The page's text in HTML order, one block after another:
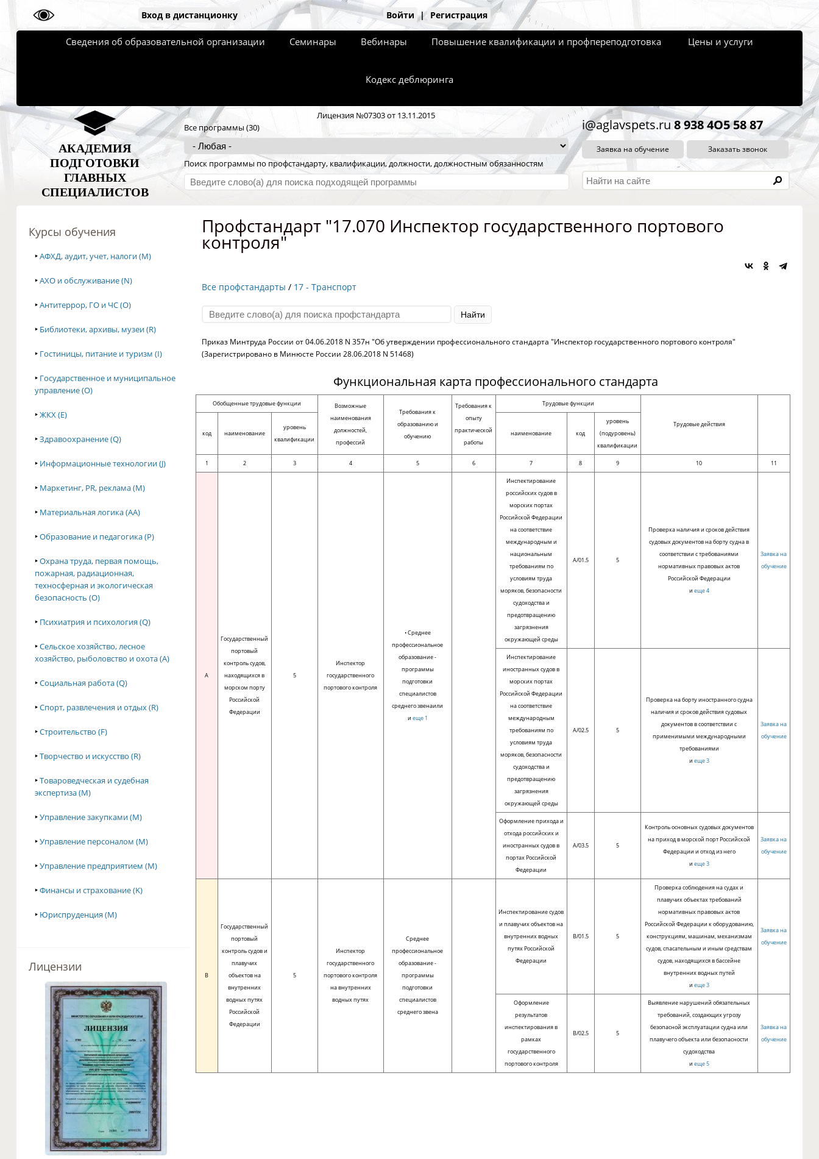
Вход в дистанционку Войти | Регистрация
Сведения об образовательной организации Семинары Вебинары Повышение квалификации и профпереподготовка Цены и услуги
Кодекс деблюринга
АКАДЕМИЯ
ПОДГОТОВКИ
ГЛАВНЫХ
СПЕЦИАЛИСТОВ
Лицензия №07303 от 13.11.2015
Все программы (30)
Поиск программы по профстандарту, квалификации, должности, должностным обязанностям
i@aglavspets.ru 8 938 4O5 58 87
Заявка на обучение Заказать звонок
Курсы обучения
‣АФХД, аудит, учет, налоги (M)
‣АХО и обслуживание (N)
‣Антитеррор, ГО и ЧС (O)
‣ Библиотеки, архивы, музеи (R)
‣ Гостиницы, питание и туризм (I)
‣ Государственное и муниципальное
управление (O)
‣ЖКХ (E)
‣Здравоохранение (Q)
‣ Информационные технологии (J)
‣ Маркетинг, PR, реклама (M)
‣ Материальная логика (AA)
‣Образование и педагогика (P)
‣Охрана труда, первая помощь,
пожарная, радиационная,
техносферная и экологическая
безопасность (O)
‣ Психиатрия и психология (Q)
‣Сельское хозяйство, лесное
хозяйство, рыболовство и охота (A)
‣Социальная работа (Q)
‣Спорт, развлечения и отдых (R)
‣Строительство (F)
‣Творчество и искусство (R)
‣Товароведческая и судебная
экспертиза (M)
‣Управление закупками (M)
‣Управление персоналом (M)
‣Управление предприятием (M)
‣Финансы и страхование (K)
‣ Юриспруденция (M)
Лицензии
Профстандарт "17.070 Инспектор государственного портового
контроля"
Все профстандарты / 17 - Транспорт
Приказ Минтруда России от 04.06.2018 N 357н "Об утверждении профессионального стандарта "Инспектор государственного портового контроля"
(Зарегистрировано в Минюсте России 28.06.2018 N 51468)
Функциональная карта профессионального стандарта
Обобщенные трудовые функции
Возможные
наименования
должностей,
профессий
Требования к
образованию и
обучению
Требования к
опыту
практической
работы
Трудовые функции
Трудовые действия
код
наименование
уровень
квалификации
наименование код
уровень
(подуровень)
квалификации
1 2 3 4 5 6 7 8 9 10 11
A
Государственный
портовый
контроль судов,
находящихся в
морском порту
Российской
Федерации
5
Инспектор
государственного
портового контроля
• Среднее
профессиональное
образование -
программы
подготовки
специалистов
среднего звенаили
и еще 1
Инспектирование
российских судов в
морских портах
Российской Федерации
на соответствие
международным и
национальным
требованиям по
условиям труда
моряков, безопасности
судоходства и
предотвращению
загрязнения
окружающей среды
A/01.5 5
Проверка наличия и сроков действия
судовых документов на борту судна в
соответствии с требованиями
нормативных правовых актов
Российской Федерации
и еще 4
Заявка на
обучение
Инспектирование
иностранных судов в
морских портах
Российской Федерации
на соответствие
международным
требованиям по
условиям труда
моряков, безопасности
судоходства и
предотвращению
загрязнения
окружающей среды
A/02.5 5
Проверка на борту иностранного судна
наличия и сроков действия судовых
документов в соответствии с
применимыми международными
требованиями
и еще 3
Заявка на
обучение
Оформление прихода и
отхода российских и
иностранных судов в
портах Российской
Федерации
A/03.5 5
Контроль основных судовых документов
на приход в морской порт Российской
Федерации и отход из него
и еще 3
Заявка на
обучение
B
Государственный
портовый
контроль судов и
плавучих
объектов на
внутренних
водных путях
Российской
Федерации
5
Инспектор
государственного
портового контроля
на внутренних
водных путях
Среднее
профессиональное
образование -
программы
подготовки
специалистов
среднего звена
Инспектирование судов
и плавучих объектов на
внутренних водных
путях Российской
Федерации
B/01.5 5
Проверка соблюдения на судах и
плавучих объектах требований
нормативных правовых актов
Российской Федерации к оборудованию,
конструкциям, машинам, механизмам
судов, спасательным и иным средствам
судов, находящихся в бассейне
внутренних водных путей
и еще 3
Заявка на
обучение
Оформление
результатов
инспектирования в
рамках
государственного
портового контроля
B/02.5 5
Выявление нарушений обязательных
требований, создающих угрозу
безопасной эксплуатации судна или
плавучего объекта или безопасности
судоходства
и еще 5
Заявка на
обучение